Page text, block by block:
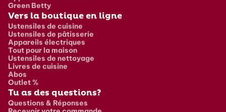
Green Betty
Vers la boutique en ligne
Ustensiles de cuisine
Ustensiles de pâtisserie
Appareils électriques
Tout pour la maison
Ustensiles de nettoyage
Livres de cuisine
Abos
Outlet %
Tu as des questions?
Questions & Réponses